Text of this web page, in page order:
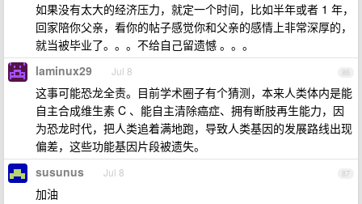
如果没有太大的经济压力，就定一个时间，比如半年或者 1 年，
回家陪你父亲，看你的帖子感觉你和父亲的感情上非常深厚的，
就当被毕业了。。。不给自己留遗憾 。。。
86
laminux29 Jul 8
这事可能恐龙全责。目前学术圈子有个猜测，本来人类体内是能
自主合成维生素 C 、能自主清除癌症、拥有断肢再生能力，因
为恐龙时代，把人类追着满地跑，导致人类基因的发展路线出现
偏差，这些功能基因片段被遗失。
87
susunus Jul 8
加油